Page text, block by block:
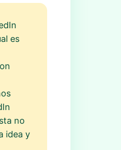
es
no
idea y